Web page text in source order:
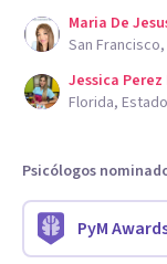
Maria De
San
Jessica Perez
Florida,
Psicólogos
PyM